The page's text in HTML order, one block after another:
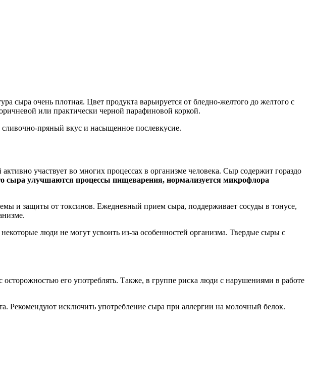
очень плотная. Цвет продукта варьируется от бледно-желтого до желтого с
или практически черной парафиновой коркой.
сливочно-пряный вкус и насыщенное послевкусие.
участвует во многих процессах в организме человека. Сыр содержит гораздо
сыра улучшаются процессы пищеварения, нормализуется микрофлора
и защиты от токсинов. Ежедневный прием сыра, поддерживает сосуды в тонусе,
люди не могут усвоить из-за особенностей организма. Твердые сыры с
его употреблять. Также, в группе риска люди с нарушениями в работе
Рекомендуют исключить употребление сыра при аллергии на молочный белок.